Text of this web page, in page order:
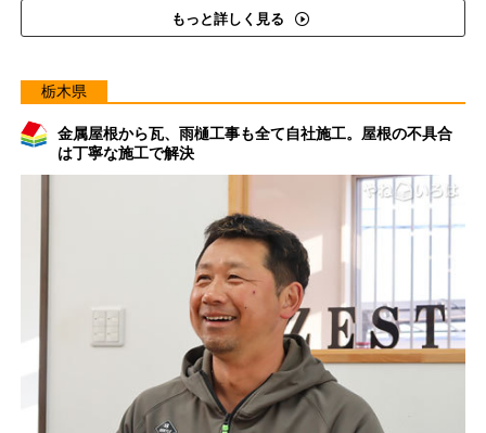
もっと詳しく見る
栃木県
金属屋根から瓦、雨樋工事も全て自社施工。屋根の不具合
は丁寧な施工で解決